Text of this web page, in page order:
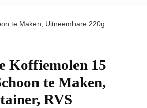
te Maken, Uitneembare 220g
Koffiemolen 15
te Maken,
RVS